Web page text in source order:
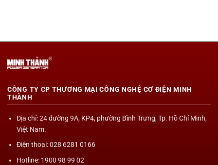
CÔNG TY CP THƯƠNG MẠI CÔNG NGHỆ CƠ ĐIỆN MINH
THÀNH
Địa chỉ: 24 đường 9A, KP4, phường Bình Trưng, Tp. Hồ Chí Minh,
Việt Nam.
Điện thoại: 028 6281 0166
Hotline: 1900 98 99 02